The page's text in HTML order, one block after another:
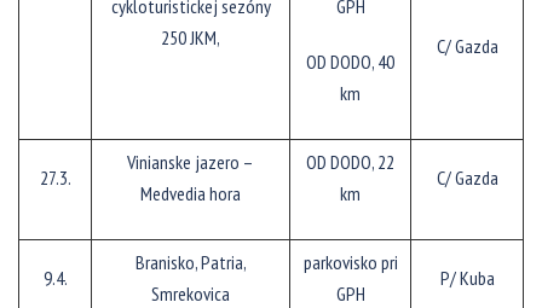
cykloturistickej sezóny
250 JKM,
GPH
OD DODO, 40
km
C/ Gazda
27.3.
Vinianske jazero –
Medvedia hora
OD DODO, 22
km
C/ Gazda
9.4.
Branisko, Patria,
Smrekovica
parkovisko pri
GPH
P/ Kuba